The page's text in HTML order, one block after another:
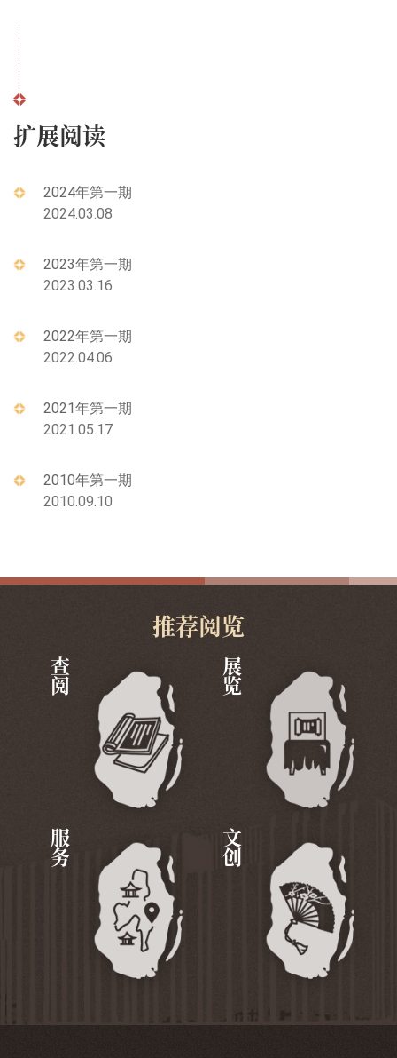
扩展阅读
2024年第一期
2024.03.08
2023年第一期
2023.03.16
2022年第一期
2022.04.06
2021年第一期
2021.05.17
2010年第一期
2010.09.10
推荐阅览
查阅 展览
服务 文创